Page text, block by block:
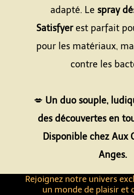
Rejoignez notre univers
un monde de plaisir et
adapté. Le spray
Satisfyerest parfait
pour les matériaux,
contre les
💋 Un duo souple,
des découvertes en
Disponible chez Aux
Anges.